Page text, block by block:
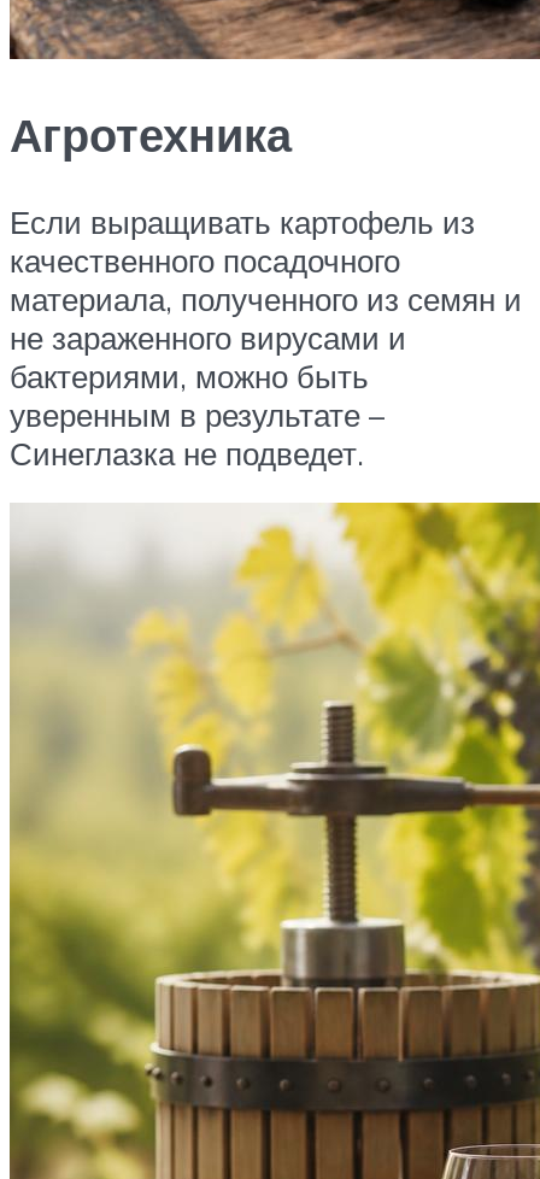
Агротехника
Если выращивать картофель из
качественного посадочного
материала, полученного из семян и
не зараженного вирусами и
бактериями, можно быть
уверенным в результате –
Синеглазка не подведет.